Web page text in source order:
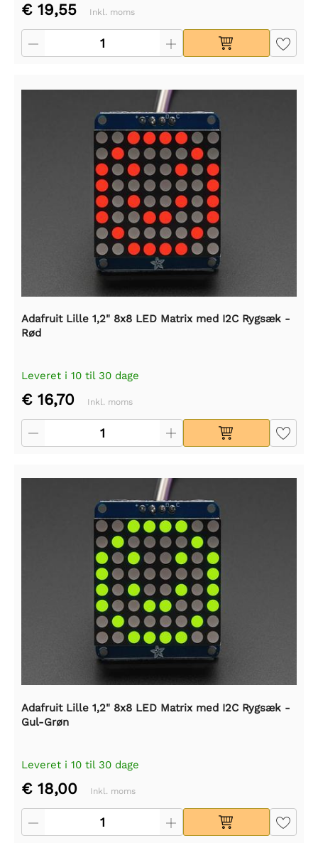
€ 19,55 Inkl. moms
Adafruit Lille 1,2" 8x8 LED Matrix med I2C Rygsæk -
Rød
Leveret i 10 til 30 dage
€ 16,70 Inkl. moms
Adafruit Lille 1,2" 8x8 LED Matrix med I2C Rygsæk -
Gul-Grøn
Leveret i 10 til 30 dage
€ 18,00 Inkl. moms